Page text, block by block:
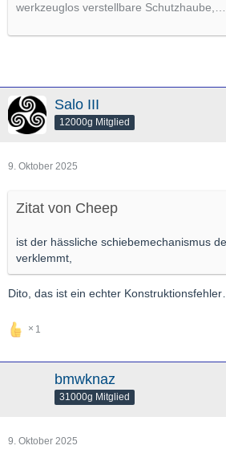
werkzeuglos verstellbare Schutzhaube,…
Salo III
12000g Mitglied
9. Oktober 2025
Zitat von Cheep
ist der hässliche schiebemechanismus
verklemmt,
Dito, das ist ein echter
1
bmwknaz
31000g Mitglied
9. Oktober 2025